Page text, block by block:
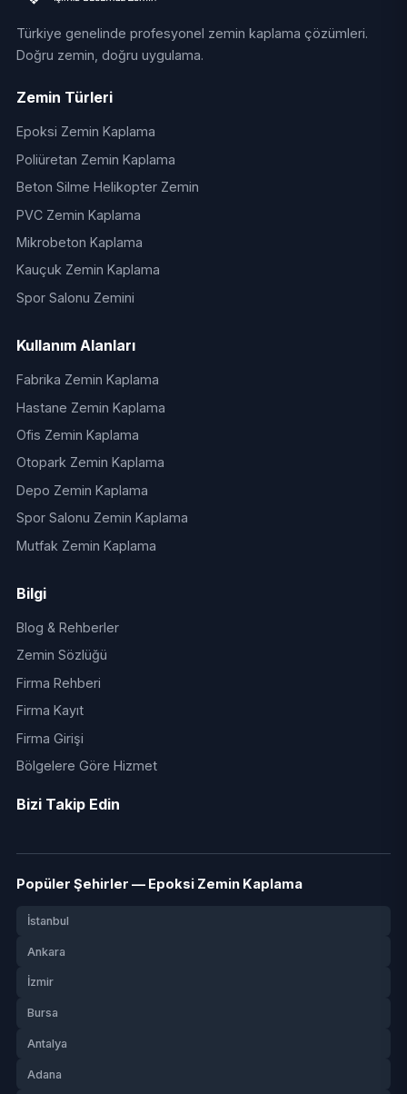
Türkiye genelinde profesyonel zemin kaplama çözümleri.
Doğru zemin, doğru uygulama.
Zemin Türleri
Epoksi Zemin Kaplama
Poliüretan Zemin Kaplama
Beton Silme Helikopter Zemin
PVC Zemin Kaplama
Mikrobeton Kaplama
Kauçuk Zemin Kaplama
Spor Salonu Zemini
Kullanım Alanları
Fabrika Zemin Kaplama
Hastane Zemin Kaplama
Ofis Zemin Kaplama
Otopark Zemin Kaplama
Depo Zemin Kaplama
Spor Salonu Zemin Kaplama
Mutfak Zemin Kaplama
Bilgi
Blog & Rehberler
Zemin Sözlüğü
Firma Rehberi
Firma Kayıt
Firma Girişi
Bölgelere Göre Hizmet
Bizi Takip Edin
Popüler Şehirler — Epoksi Zemin Kaplama
İstanbul
Ankara
İzmir
Bursa
Antalya
Adana